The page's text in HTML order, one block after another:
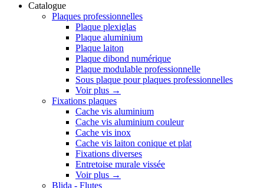
Catalogue
Plaques professionnelles
Plaque plexiglas
Plaque aluminium
Plaque laiton
Plaque dibond numérique
Plaque modulable professionnelle
Sous plaque pour plaques professionnelles
Voir plus →
Fixations plaques
Cache vis aluminium
Cache vis aluminium couleur
Cache vis inox
Cache vis laiton conique et plat
Fixations diverses
Entretoise murale vissée
Voir plus →
Blida - Flutes